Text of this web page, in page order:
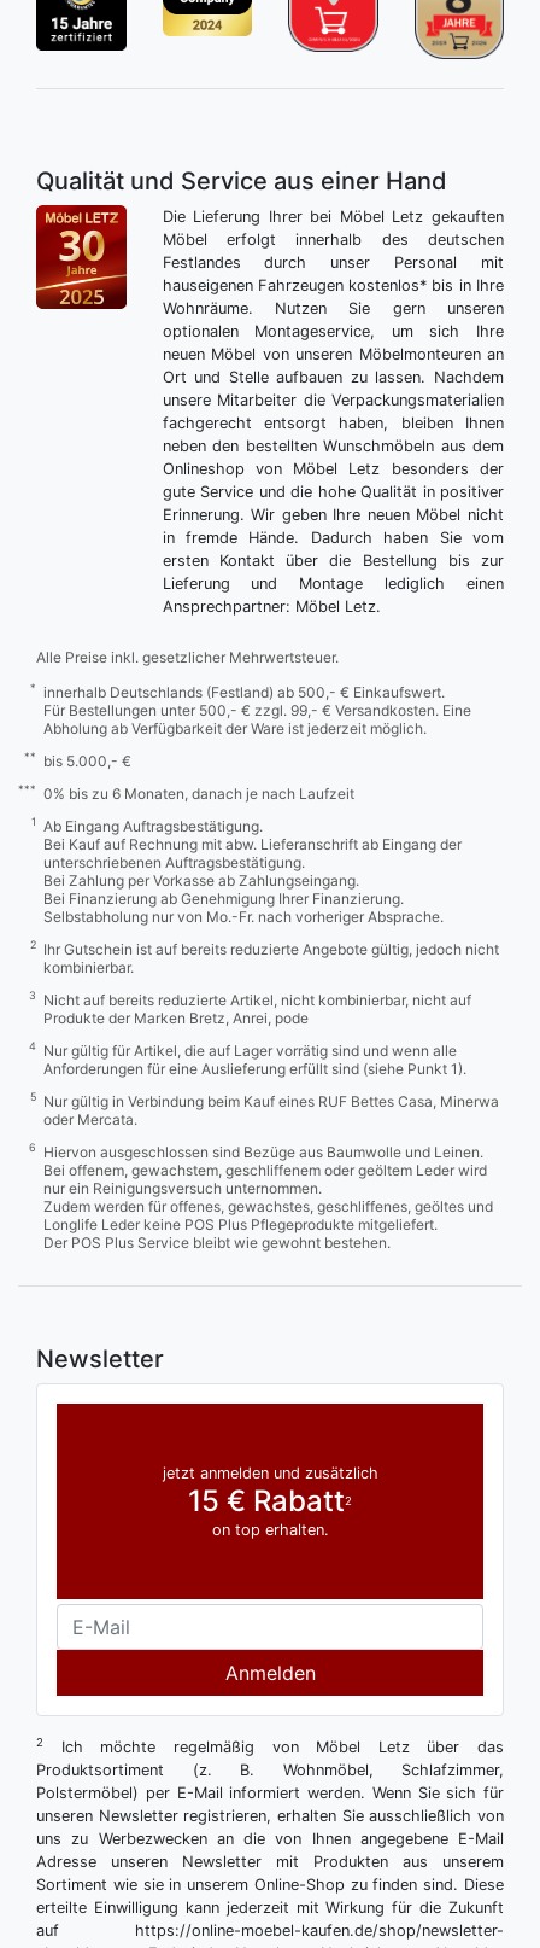
Qualität und Service aus einer Hand
Die Lieferung Ihrer bei Möbel Letz gekauften
Möbel erfolgt innerhalb des deutschen
Festlandes durch unser Personal mit
hauseigenen Fahrzeugen kostenlos* bis in Ihre
Wohnräume. Nutzen Sie gern unseren
optionalen Montageservice, um sich Ihre
neuen Möbel von unseren Möbelmonteuren an
Ort und Stelle aufbauen zu lassen. Nachdem
unsere Mitarbeiter die Verpackungsmaterialien
fachgerecht entsorgt haben, bleiben Ihnen
neben den bestellten Wunschmöbeln aus dem
Onlineshop von Möbel Letz besonders der
gute Service und die hohe Qualität in positiver
Erinnerung. Wir geben Ihre neuen Möbel nicht
in fremde Hände. Dadurch haben Sie vom
ersten Kontakt über die Bestellung bis zur
Lieferung und Montage lediglich einen
Ansprechpartner: Möbel Letz.
Alle Preise inkl. gesetzlicher Mehrwertsteuer.
*
innerhalb Deutschlands (Festland) ab 500,- € Einkaufswert.
Für Bestellungen unter 500,- € zzgl. 99,- € Versandkosten. Eine
Abholung ab Verfügbarkeit der Ware ist jederzeit möglich.
** bis 5.000,- €
*** 0% bis zu 6 Monaten, danach je nach Laufzeit
1
Ab Eingang Auftragsbestätigung.
Bei Kauf auf Rechnung mit abw. Lieferanschrift ab Eingang der
unterschriebenen Auftragsbestätigung.
Bei Zahlung per Vorkasse ab Zahlungseingang.
Bei Finanzierung ab Genehmigung Ihrer Finanzierung.
Selbstabholung nur von Mo.-Fr. nach vorheriger Absprache.
2
Ihr Gutschein ist auf bereits reduzierte Angebote gültig, jedoch nicht
kombinierbar.
3
Nicht auf bereits reduzierte Artikel, nicht kombinierbar, nicht auf
Produkte der Marken Bretz, Anrei, pode
4
Nur gültig für Artikel, die auf Lager vorrätig sind und wenn alle
Anforderungen für eine Auslieferung erfüllt sind (siehe Punkt 1).
5
Nur gültig in Verbindung beim Kauf eines RUF Bettes Casa, Minerwa
oder Mercata.
6
Hiervon ausgeschlossen sind Bezüge aus Baumwolle und Leinen.
Bei offenem, gewachstem, geschliffenem oder geöltem Leder wird
nur ein Reinigungsversuch unternommen.
Zudem werden für offenes, gewachstes, geschliffenes, geöltes und
Longlife Leder keine POS Plus Pflegeprodukte mitgeliefert.
Der POS Plus Service bleibt wie gewohnt bestehen.
Newsletter
jetzt anmelden und zusätzlich
15 € Rabatt2
on top erhalten.
Anmelden
2
Ich möchte regelmäßig von Möbel Letz über das
Produktsortiment (z. B. Wohnmöbel, Schlafzimmer,
Polstermöbel) per E-Mail informiert werden. Wenn Sie sich für
unseren Newsletter registrieren, erhalten Sie ausschließlich von
uns zu Werbezwecken an die von Ihnen angegebene E-Mail
Adresse unseren Newsletter mit Produkten aus unserem
Sortiment wie sie in unserem Online-Shop zu finden sind. Diese
erteilte Einwilligung kann jederzeit mit Wirkung für die Zukunft
auf https://online-moebel-kaufen.de/shop/newsletter-